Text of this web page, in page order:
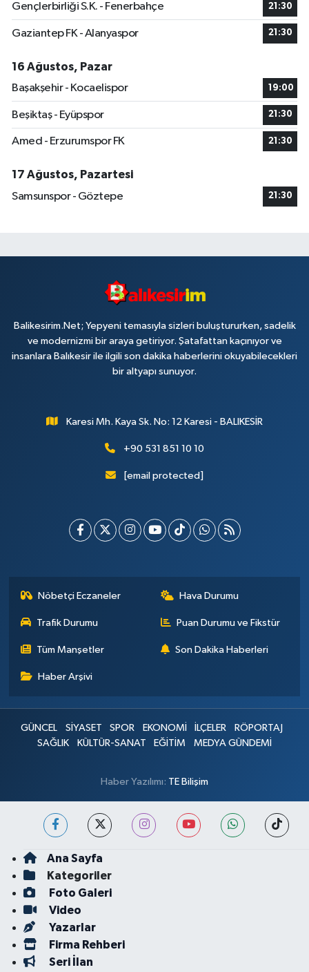
Gençlerbirliği S.K. - Fenerbahçe 21:30
Gaziantep FK - Alanyaspor 21:30
16 Ağustos, Pazar
Başakşehir - Kocaelispor
19:00
Beşiktaş - Eyüpspor 21:30
Amed - Erzurumspor FK 21:30
17 Ağustos, Pazartesi
Samsunspor - Göztepe
21:30
Balikesirim.Net; Yepyeni temasıyla sizleri buluştururken, sadelik
ve modernizmi bir araya getiriyor. Şatafattan kaçınıyor ve
insanlara Balıkesir ile ilgili son dakika haberlerini okuyabilecekleri
bir altyapı sunuyor.
Karesi Mh. Kaya Sk. No: 12 Karesi - BALIKESİR
+90 531 851 10 10
[email protected]
Nöbetçi Eczaneler Hava Durumu
Trafik Durumu Puan Durumu ve Fikstür
Tüm Manşetler Son Dakika Haberleri
Haber Arşivi
GÜNCEL SİYASET SPOR EKONOMİ İLÇELER
RÖPORTAJ
SAĞLIK
KÜLTÜR-SANAT EĞİTİM MEDYA GÜNDEMİ
Haber Yazılımı: TE Bilişim
Ana Sayfa
Kategoriler
Foto Galeri
Video
Yazarlar
Firma Rehberi
Seri İlan